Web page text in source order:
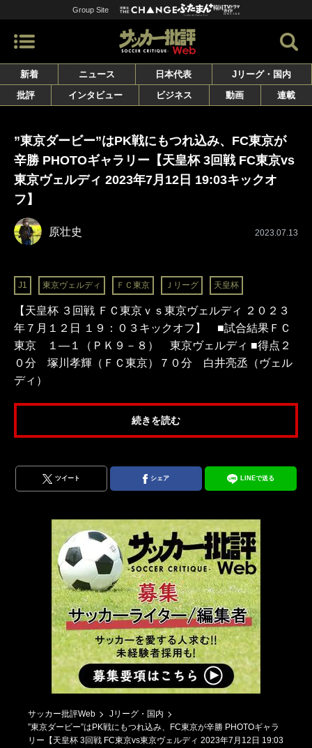
Group Site
新着 ニュース 日本代表
Jリーグ・国内
批評
インタビュー ビジネス 動画 連載
”東京ダービー”はPK戦にもつれ込み、FC東京が
辛勝 PHOTOギャラリー【天皇杯 3回戦 FC東京vs
東京ヴェルディ 2023年7月12日 19:03キックオ
フ】
原壮史 2023.07.13
J1 東京ヴェルディ ＦＣ東京 Ｊリーグ 天皇杯
【天皇杯 ３回戦 ＦＣ東京ｖｓ東京ヴェルディ ２０２３
年７月１２日 １９：０３キックオフ】 ■試合結果ＦＣ
東京 １―１（ＰＫ９－８） 東京ヴェルディ ■得点２
０分 塚川孝輝（ＦＣ東京）７０分 白井亮丞（ヴェル
ディ）
続きを読む
ツイート シェア LINEで送る
サッカー批評Web
Jリーグ・国内
”東京ダービー”はPK戦にもつれ込み、FC東京が辛勝 PHOTOギャラ
リー【天皇杯 3回戦 FC東京vs東京ヴェルディ 2023年7月12日 19:03